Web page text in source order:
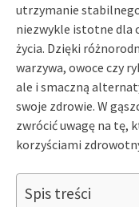
utrzymanie
niezwykle istotne dla
życia. Dzięki
warzywa, owoce czy
ale i smaczną
swoje zdrowie. W
zwrócić uwagę na tę,
korzyściami
Spis treści